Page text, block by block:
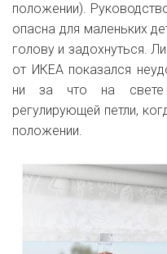
положении).
опасна для маленьких
голову и задохнуться.
от ИКЕА показался
ни за что на свете
регулирующей петли,
положении.